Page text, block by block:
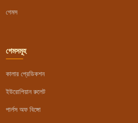
গেমস
গেমসমূহ
কালার প্রেডিকশন
ইউরোপিয়ান রুলেট
পার্লস অফ বিঙ্গো